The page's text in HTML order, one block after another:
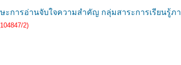
ะการอ่านจับใจความสำคัญ กลุ่มสาระการเรียนรู้
2)